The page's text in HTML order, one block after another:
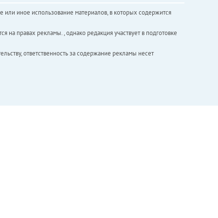
иное использование материалов, в которых содержится
правах рекламы. , однако редакция участвует в подготовке
ответственность за содержание рекламы несет